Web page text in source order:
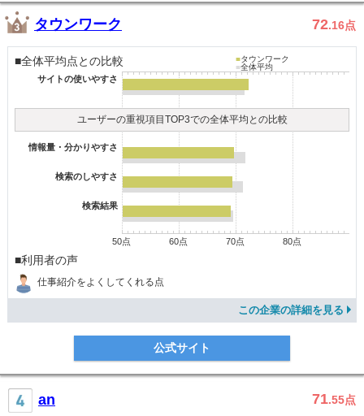
タウンワーク 72.16点
■全体平均点との比較 ■タウンワーク
■全体平均
サイトの使いやすさ
ユーザーの重視項目TOP3での全体平均との比較
情報量・分かりやすさ
検索のしやすさ
検索結果
50点 60点 70点 80点
■利用者の声
仕事紹介をよくしてくれる点
この企業の詳細を見る
公式サイト
an 71.55点